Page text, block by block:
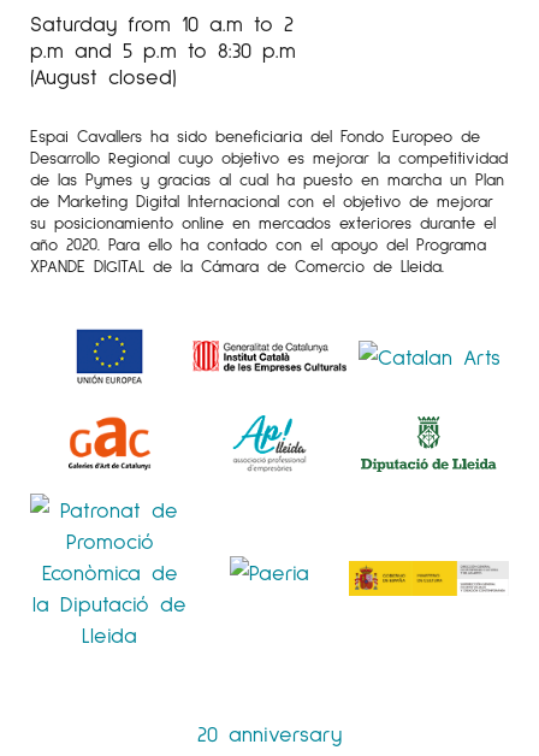
Saturday from 10 a.m to 2
p.m and 5 p.m to 8:30 p.m
(August closed)
Espai Cavallers ha sido beneficiaria del Fondo Europeo de
Desarrollo Regional cuyo objetivo es mejorar la competitividad
de las Pymes y gracias al cual ha puesto en marcha un Plan
de Marketing Digital Internacional con el objetivo de mejorar
su posicionamiento online en mercados exteriores durante el
año 2020. Para ello ha contado con el apoyo del Programa
XPANDE DIGITAL de la Cámara de Comercio de Lleida.
20 anniversary